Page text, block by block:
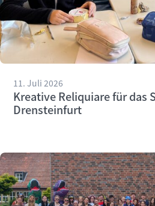
11. Juli 2026
Kreative Reliquiare für das
Drensteinfurt